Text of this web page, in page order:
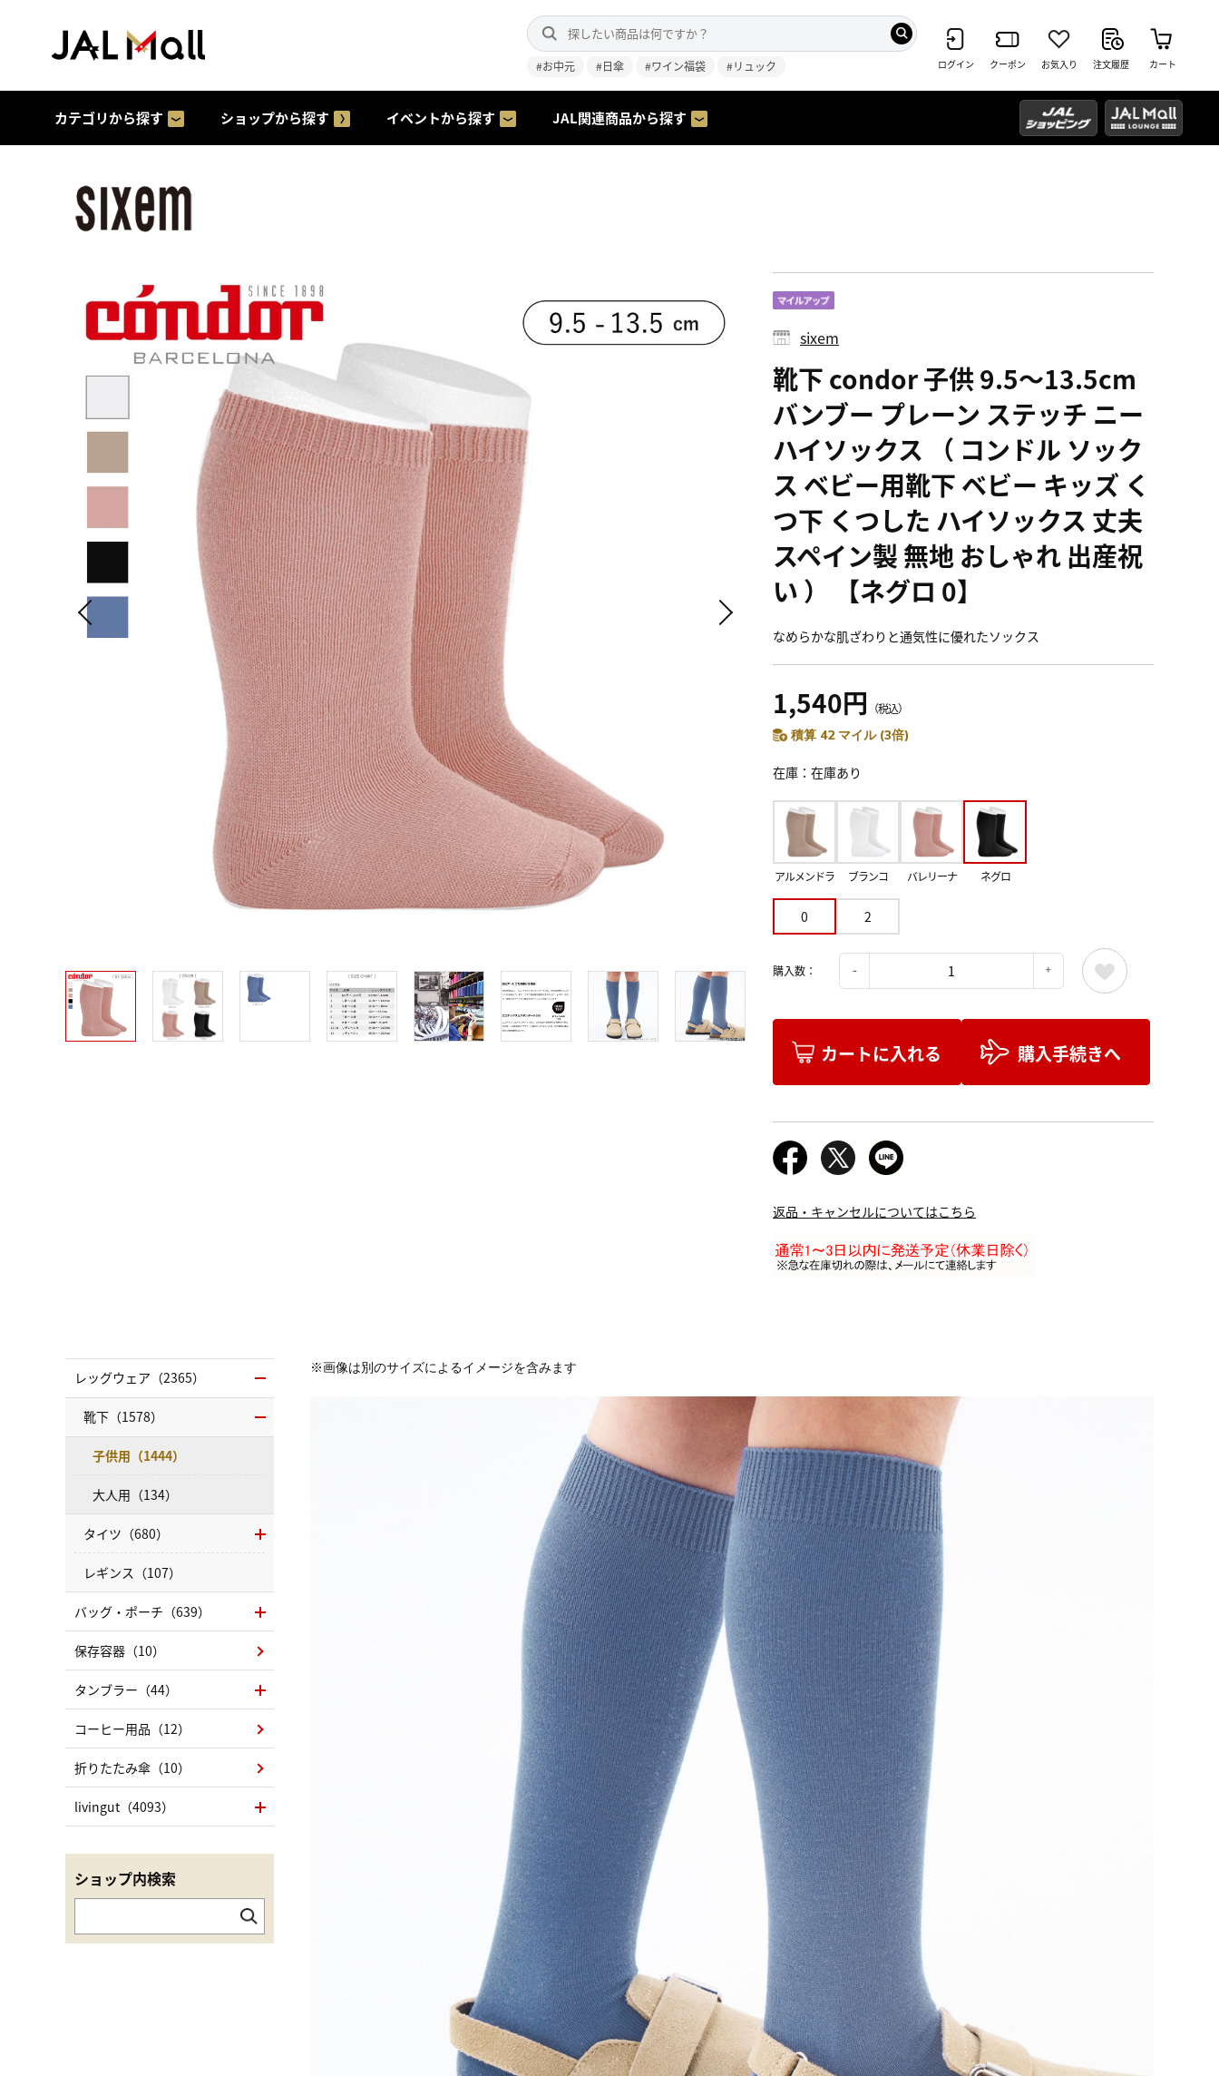
#お中元 #日傘 #ワイン福袋 #リュック ログイン クーポン お気入り 注文履歴 カート
カテゴリから探す ショップから探す イベントから探す JAL関連商品から探す
sixem
靴下 condor 子供 9.5～13.5cm
バンブー プレーン ステッチ ニー
ハイソックス （ コンドル ソック
ス ベビー用靴下 ベビー キッズ く
つ下 くつした ハイソックス 丈夫
スペイン製 無地 おしゃれ 出産祝
い ） 【ネグロ 0】
なめらかな肌ざわりと通気性に優れたソックス
1,540円 （税込）
積算 42 マイル (3倍)
在庫 在庫あり
アルメンドラ ブランコ バレリーナ ネグロ
0 2
購入数：
カートに入れる 購入手続きへ
返品・キャンセルについてはこちら
※画像は別のサイズによるイメージを含みます
レッグウェア（2365）
靴下（1578）
子供用（1444）
大人用（134）
タイツ（680）
レギンス（107）
バッグ・ポーチ（639）
保存容器（10）
タンブラー（44）
コーヒー用品（12）
折りたたみ傘（10）
livingut（4093）
ショップ内検索